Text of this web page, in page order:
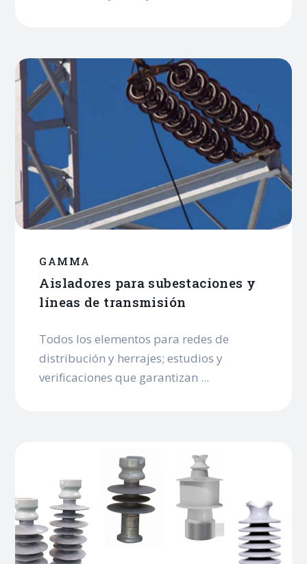
GAMMA
Aisladores para subestaciones y
líneas de transmisión
Todos los elementos para redes de
distribución y herrajes; estudios y
verificaciones que garantizan ...